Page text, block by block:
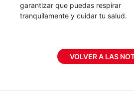
garantizar que puedas respirar
tranquilamente y cuidar tu salud.
VOLVER A LAS